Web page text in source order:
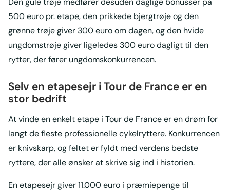
500 euro pr. etape, den prikkede bjergtrøje og den
grønne trøje giver 300 euro om dagen, og den hvide
ungdomstrøje giver ligeledes 300 euro dagligt til den
rytter, der fører ungdomskonkurrencen.
Selv en etapesejr i Tour de France er en
stor bedrift
At vinde en enkelt etape i Tour de France er en drøm for
langt de fleste professionelle cykelryttere. Konkurrencen
er knivskarp, og feltet er fyldt med verdens bedste
ryttere, der alle ønsker at skrive sig ind i historien.
En etapesejr giver 11.000 euro i præmiepenge til